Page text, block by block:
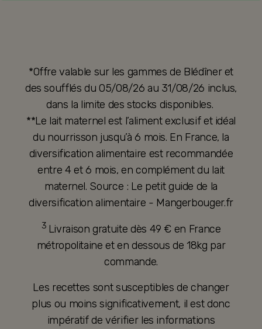
*Offre valable sur les gammes de Blédîner et
des soufflés du 05/08/26 au 31/08/26 inclus,
dans la limite des stocks disponibles.
**Le lait maternel est l’aliment exclusif et idéal
du nourrisson jusqu’à 6 mois. En France, la
diversification alimentaire est recommandée
entre 4 et 6 mois, en complément du lait
maternel. Source : Le petit guide de la
diversification alimentaire - Mangerbouger.fr
3 Livraison gratuite dès 49 € en France
métropolitaine et en dessous de 18kg par
commande.
Les recettes sont susceptibles de changer
plus ou moins significativement, il est donc
impératif de vérifier les informations